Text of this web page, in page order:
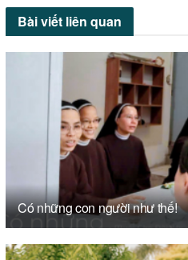
Bài viết liên quan
Có những con người như thế!